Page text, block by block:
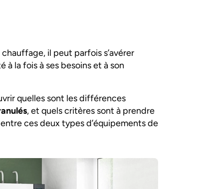
il peut parfois s’avérer
la fois à ses besoins et à son
quelles sont les différences
, et quels critères sont à prendre
ces deux types d’équipements de